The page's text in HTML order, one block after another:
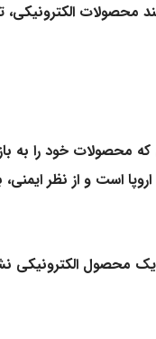
محصولات الکترونیکی،
محصولات خود را به
است و از نظر ایمنی،
یک محصول الکترونیکی